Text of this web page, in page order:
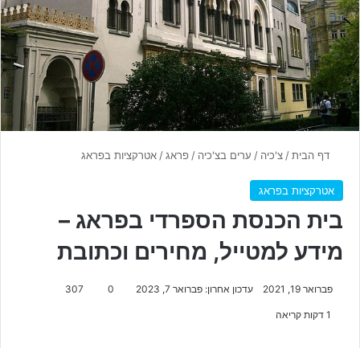
דף הבית/ צ'כיה / ערים בצ'כיה / פראג/ אטרקציות בפראג
אטרקציות בפראג
בית הכנסת הספרדי בפראג –
מידע למטייל, מחירים וכתובת
פברואר 19, 2021 עדכון אחרון: פברואר 7, 2023 0
307